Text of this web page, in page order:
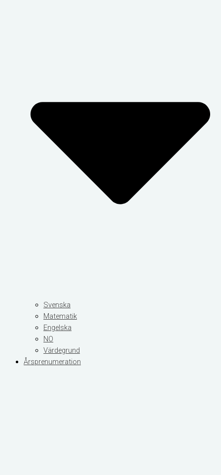
Svenska
Matematik
Engelska
NO
Värdegrund
Årsprenumeration